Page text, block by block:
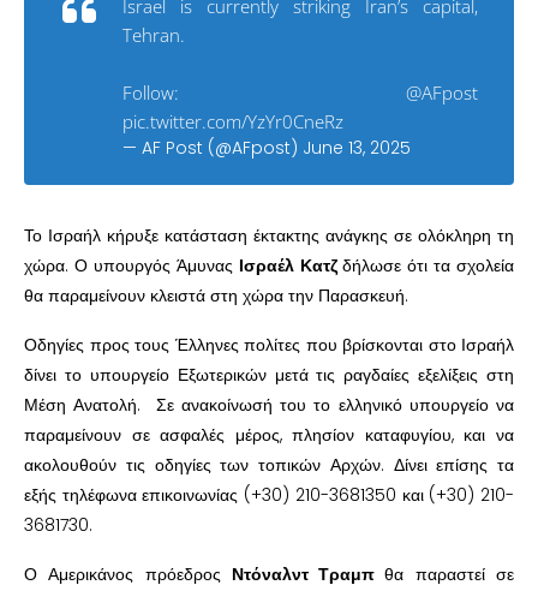
Israel is currently striking Iran’s capital,
Tehran.
Follow: @AFpost
pic.twitter.com/YzYr0CneRz
— AF Post (@AFpost) June 13, 2025
Το Ισραήλ κήρυξε κατάσταση έκτακτης ανάγκης σε ολόκληρη τη
χώρα. Ο υπουργός Άμυνας Ισραέλ Κατζδήλωσε ότι τα σχολεία
θα παραμείνουν κλειστά στη χώρα την Παρασκευή.
Οδηγίες προς τους Έλληνες πολίτες που βρίσκονται στο Ισραήλ
δίνει το υπουργείο Εξωτερικών μετά τις ραγδαίες εξελίξεις στη
Μέση Ανατολή. Σε ανακοίνωσή του το ελληνικό υπουργείο να
παραμείνουν σε ασφαλές μέρος, πλησίον καταφυγίου, και να
ακολουθούν τις οδηγίες των τοπικών Αρχών. Δίνει επίσης τα
εξής τηλέφωνα επικοινωνίας (+30) 210-3681350 και (+30) 210-
3681730.
Ο Αμερικάνος πρόεδρος Ντόναλντ Τραμπθα παραστεί σε